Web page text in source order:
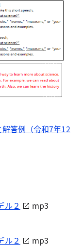
解答例（令和7年12
ル２
mp3
ル２
mp3